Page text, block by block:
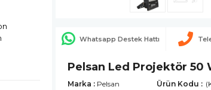
Whatsapp Destek Hattı
Pelsan Led Projektör 50
Marka : Pelsan